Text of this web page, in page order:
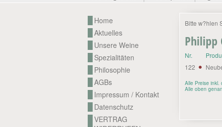
Home
Aktuelles
Unsere Weine
Spezialitäten
Philosophie
AGBs
Impressum / Kontakt
Datenschutz
VERTRAG
Bitte w?hlen
Philipp
Nr.
122
Alle Preise inkl.
Alle oben